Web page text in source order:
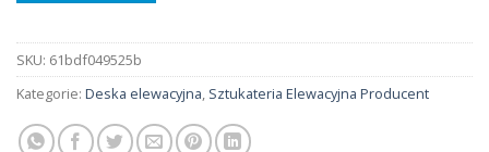
SKU: 61bdf049525b
Kategorie: Deska elewacyjna, Sztukateria Elewacyjna Producent